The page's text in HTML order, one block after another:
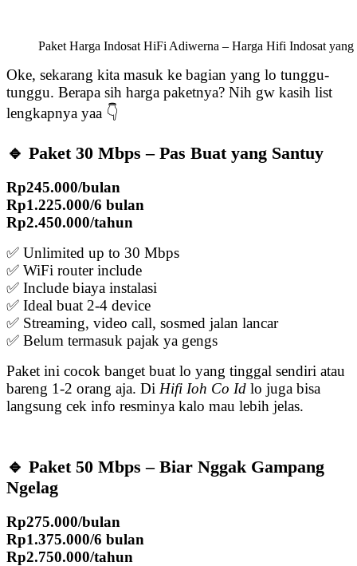
Paket Harga Indosat HiFi Adiwerna – Harga Hifi Indosat
Oke, sekarang kita masuk ke bagian yang lo tunggu-
tunggu. Berapa sih harga paketnya? Nih gw kasih list
lengkapnya yaa 👇
🔹 Paket 30 Mbps – Pas Buat yang Santuy
Rp245.000/bulan
Rp1.225.000/6 bulan
Rp2.450.000/tahun
✅ Unlimited up to 30 Mbps
✅ WiFi router include
✅ Include biaya instalasi
✅ Ideal buat 2-4 device
✅ Streaming, video call, sosmed jalan lancar
✅ Belum termasuk pajak ya gengs
Paket ini cocok banget buat lo yang tinggal sendiri atau
bareng 1-2 orang aja. Di Hifi Ioh Co Id lo juga bisa
langsung cek info resminya kalo mau lebih jelas.
🔹 Paket 50 Mbps – Biar Nggak Gampang
Ngelag
Rp275.000/bulan
Rp1.375.000/6 bulan
Rp2.750.000/tahun